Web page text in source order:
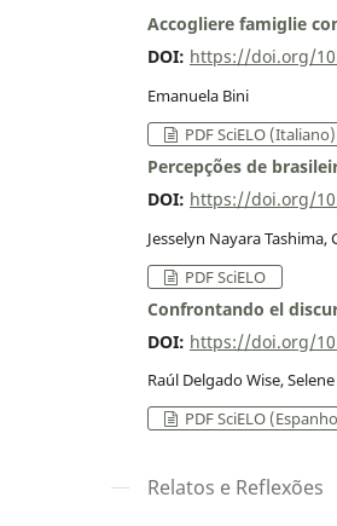
Accogliere famiglie
DOI: https://doi.org/
Emanuela Bini
PDF SciELO (Italiano)
Percepções de
DOI: https://doi.org/
Jesselyn Nayara Tashima,
PDF SciELO
Confrontando el
DOI: https://doi.org/
Raúl Delgado Wise,
PDF SciELO
Relatos e Reflexões